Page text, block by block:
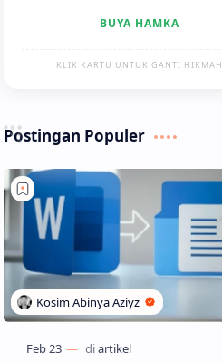
BUYA HAMKA
KLIK KARTU UNTUK GANTI HIKMAH
Postingan Populer